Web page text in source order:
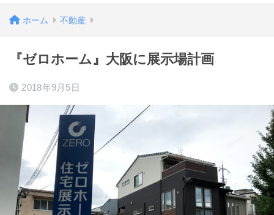
ホーム 不動産
『ゼロホーム』大阪に展示場計画
2018年9月5日